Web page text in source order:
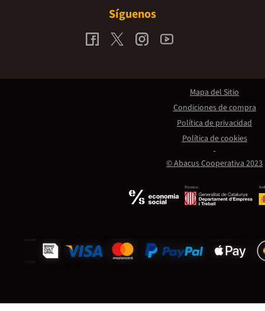
Síguenos
Promou:
© Abacus Cooperativa 2023
Mapa del Sitio
Condiciones de compra
Política de privacidad
Política de cookies